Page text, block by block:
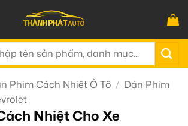
Phim Cách Nhiệt Ô Tô / Dán Phim
Nhiệt Cho Xe